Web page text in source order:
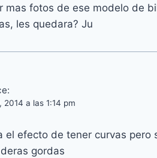
mas fotos de ese modelo de
les quedara? Ju
2014 a las 1:14 pm
el efecto de tener curvas
gordas